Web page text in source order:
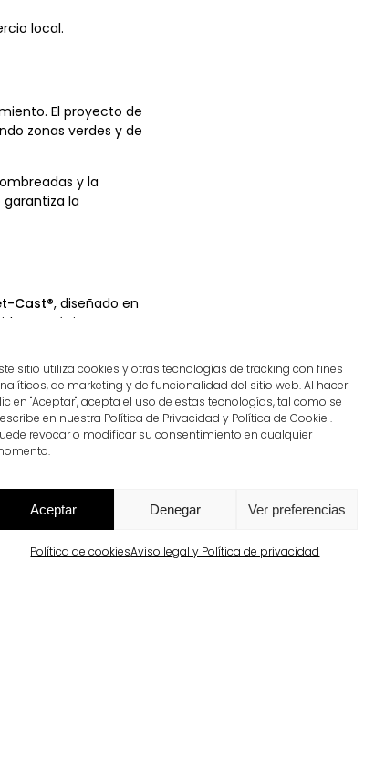
sitio utiliza cookies y otras tecnologías de tracking con fines
de marketing y de funcionalidad del sitio web. Al hacer
en "Aceptar", acepta el uso de estas tecnologías, tal como se
en nuestra Política de Privacidad y Política de Cookie .
revocar o modificar su consentimiento en cualquier
Aceptar Denegar Ver preferencias
Política de cookiesAviso legal y Política de privacidad
local.
El proyecto de
zonas verdes y de
y la
garantiza la
Cast®, diseñado en
y orgánica que
integrando el
estéticas y
o acabado.
del ciudadano.